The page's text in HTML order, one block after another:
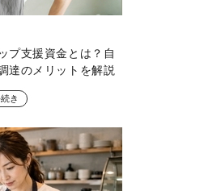
プ支援資金とは？自
達のメリットを解説
き